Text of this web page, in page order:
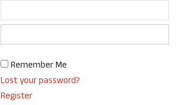
Remember Me
Lost your password?
Register